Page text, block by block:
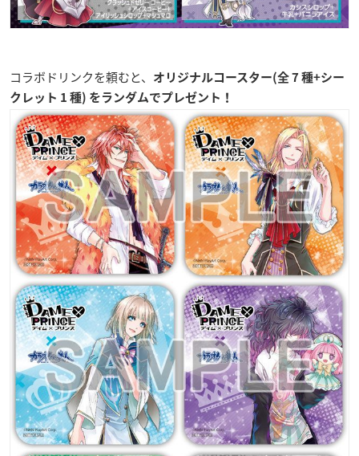
コラボドリンクを頼むと、
オリジナルコースター(全 7 種+シー
クレット 1 種) をランダムでプレゼント！